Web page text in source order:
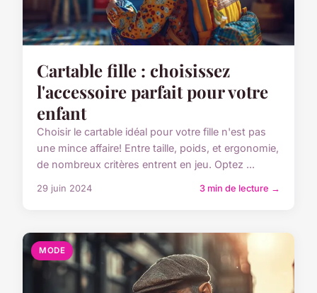
Cartable fille : choisissez
l'accessoire parfait pour votre
enfant
Choisir le cartable idéal pour votre fille n'est pas
une mince affaire! Entre taille, poids, et ergonomie,
de nombreux critères entrent en jeu. Optez ...
29 juin 2024 3 min de lecture →
MODE